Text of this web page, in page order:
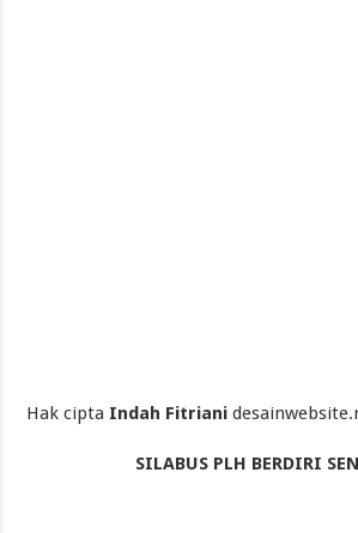
Hak cipta Indah Fitriani
SILABUS PLH BERDIRI